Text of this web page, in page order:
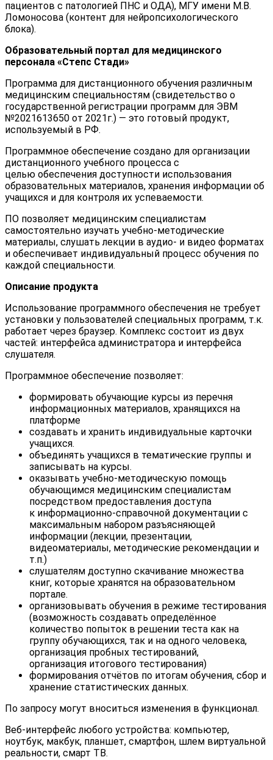
пациентов с патологией ПНС и ОДА), МГУ имени М.В.
Ломоносова (контент для нейропсихологического
блока).
Образовательный портал для медицинского
персонала «Степс Стади»
Программа для дистанционного обучения различным
медицинским специальностям (свидетельство о
государственной регистрации программ для ЭВМ
№2021613650 от 2021г.) — это готовый продукт,
используемый в РФ.
Программное обеспечение создано для организации
дистанционного учебного процесса с
целью обеспечения доступности использования
образовательных материалов, хранения информации об
учащихся и для контроля их успеваемости.
ПО позволяет медицинским специалистам
самостоятельно изучать учебно-методические
материалы, слушать лекции в аудио- и видео форматах
и обеспечивает индивидуальный процесс обучения по
каждой специальности.
Описание продукта
Использование программного обеспечения не требует
установки у пользователей специальных программ, т.к.
работает через браузер. Комплекс состоит из двух
частей: интерфейса администратора и интерфейса
слушателя.
Программное обеспечение позволяет:
формировать обучающие курсы из перечня
информационных материалов, хранящихся на
платформе
создавать и хранить индивидуальные карточки
учащихся.
объединять учащихся в тематические группы и
записывать на курсы.
оказывать учебно-методическую помощь
обучающимся медицинским специалистам
посредством предоставления доступа
к информационно-справочной документации с
максимальным набором разъясняющей
информации (лекции, презентации,
видеоматериалы, методические рекомендации и
т.п.)
слушателям доступно скачивание множества
книг, которые хранятся на образовательном
портале.
организовывать обучения в режиме тестирования
(возможность создавать определённое
количество попыток в решении теста как на
группу обучающихся, так и на одного человека,
организация пробных тестирований,
организация итогового тестирования)
формирования отчётов по итогам обучения, сбор и
хранение статистических данных.
По запросу могут вноситься изменения в функционал.
Веб-интерфейс любого устройства: компьютер,
ноутбук, макбук, планшет, смартфон, шлем виртуальной
реальности, смарт ТВ.